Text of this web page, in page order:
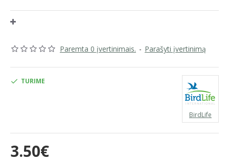
Paremta 0 įvertinimais. - Parašyti įvertinimą
3.50€
TURIME
BirdLife